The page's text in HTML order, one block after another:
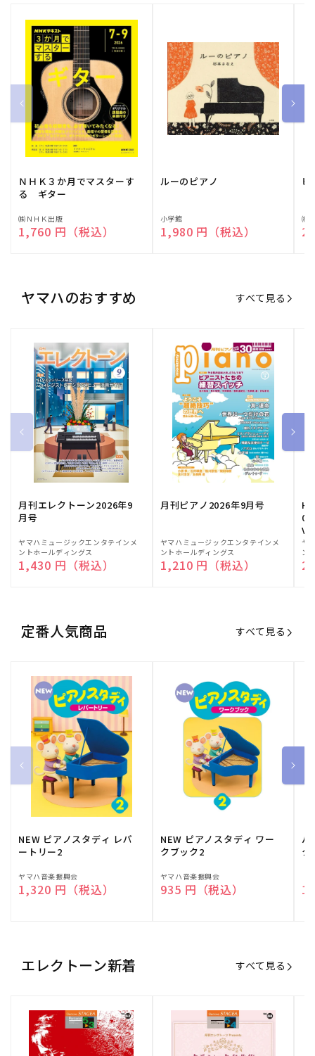
ＮＨＫ３か月でマスターす
る ギター
販
売
㈱ＮＨＫ出版
通常価格
1,760 円（税込）
ルーのピアノ
販
売
小学館
通常価格
1,980 円（税込）
ピ
販
売
㈱
ヤマハのおすすめ すべて見る
月刊エレクトーン2026年9
月号
販
売
元:
ヤマハミュージックエンタテインメ
ントホールディングス
通常価格
1,430 円（税込）
月刊ピアノ2026年9月号
販
売
元:
ヤマハミュージックエンタテインメ
ントホールディングス
通常価格
1,210 円（税込）
販
売
元:
ヤ
ン
定番人気商品 すべて見る
NEW ピアノスタディ レパ
ートリー2
販
売
ヤマハ音楽振興会
通常価格
1,320 円（税込）
NEW ピアノスタディ ワー
クブック2
販
売
ヤマハ音楽振興会
通常価格
935 円（税込）
バ
ク
売
エレクトーン新着 すべて見る